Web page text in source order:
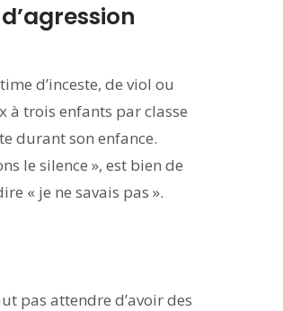
d’inceste, de viol ou
à trois enfants par classe
durant son enfance.
le silence », est bien de
« je ne savais pas ».
pas attendre d’avoir des